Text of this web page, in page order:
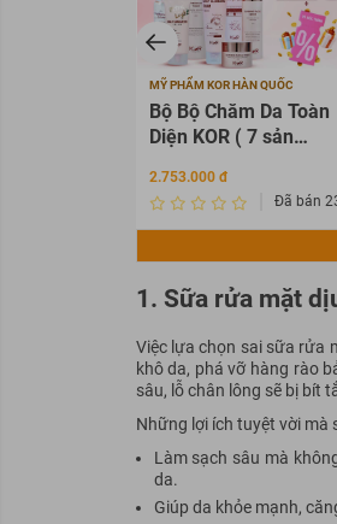
MỸ PHẨM KOR HÀN QUỐC
Bộ Bộ Chăm Da Toàn
Diện KOR ( 7 sản
2.753.000 đ
Đã bán
1. Sữa rửa mặt
Việc lựa chọn sai sữa rửa
khô da, phá vỡ hàng rào
sâu, lỗ chân lông sẽ bị bít
Những lợi ích tuyệt vời mà
Làm sạch sâu mà
da.
Giúp da khỏe mạnh,